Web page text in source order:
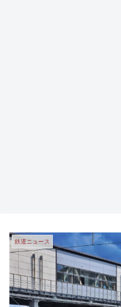
鉄道ニュース